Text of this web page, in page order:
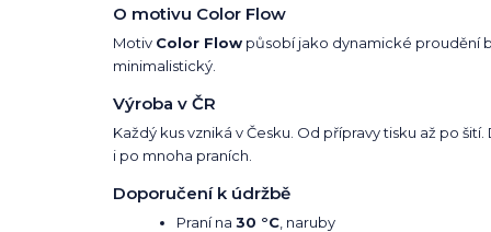
O motivu Color Flow
Motiv Color Flow působí jako dynamické proudění
minimalistický.
Výroba v ČR
Každý kus vzniká v Česku. Od přípravy tisku až po
i po mnoha praních.
Doporučení k údržbě
Praní na 30 °C , naruby